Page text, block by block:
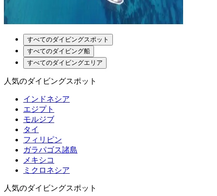
すべてのダイビングスポット
すべてのダイビング船
すべてのダイビングエリア
人気のダイビングスポット
インドネシア
エジプト
モルジブ
タイ
フィリピン
ガラパゴス諸島
メキシコ
ミクロネシア
人気のダイビングスポット